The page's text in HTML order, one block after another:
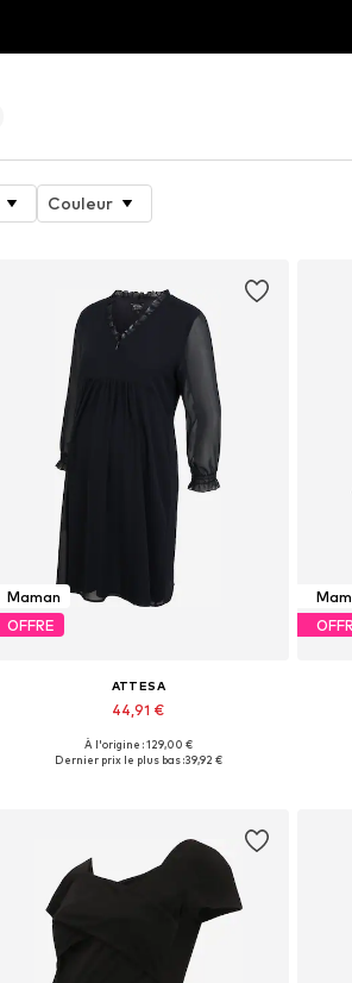
Couleur
Maman
OFFRE
ATTESA
44,91 €
Tailles disponibles: 36, 38, 40
À l'origine : 129,00 €
Dernier prix le plus bas :39,92 €